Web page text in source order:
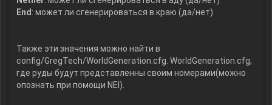
End : может ли сгенерироваться в краю (да/нет)
Также эти значения можно найти в
config/GregTech/WorldGeneration.cfg. WorldGeneration.cfg,
где руды будут представленны своим номерами(можно
опознать при помощи NEI).